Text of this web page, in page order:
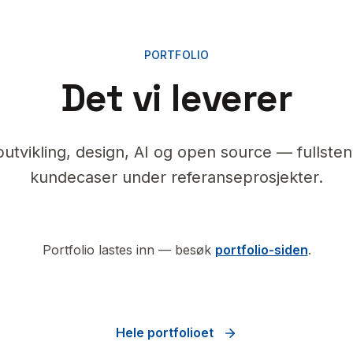
PORTFOLIO
Det vi leverer
design, AI og open source —
kundecaser under referanseprosjekter.
Portfolio lastes inn — besøk portfolio-siden.
Hele portfolioet